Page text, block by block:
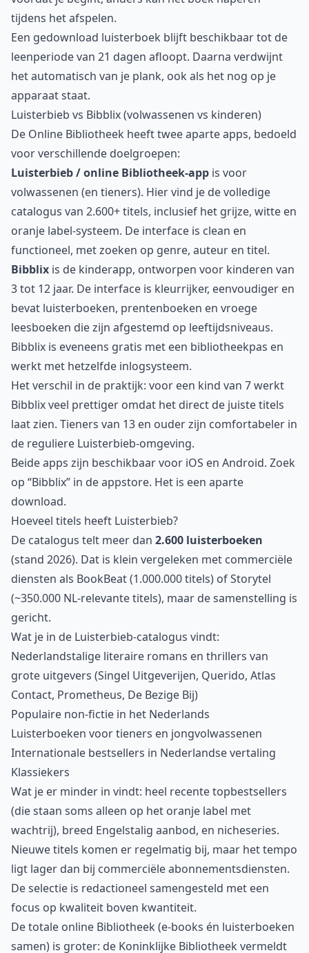
tijdens het afspelen.
Een gedownload luisterboek blijft beschikbaar tot de
leenperiode van 21 dagen afloopt. Daarna verdwijnt
het automatisch van je plank, ook als het nog op je
apparaat staat.
Luisterbieb vs Bibblix (volwassenen vs kinderen)
De Online Bibliotheek heeft twee aparte apps, bedoeld
voor verschillende doelgroepen:
Luisterbieb / online Bibliotheek-app is voor
volwassenen (en tieners). Hier vind je de volledige
catalogus van 2.600+ titels, inclusief het grijze, witte en
oranje label-systeem. De interface is clean en
functioneel, met zoeken op genre, auteur en titel.
Bibblix is de kinderapp, ontworpen voor kinderen van
3 tot 12 jaar. De interface is kleurrijker, eenvoudiger en
bevat luisterboeken, prentenboeken en vroege
leesboeken die zijn afgestemd op leeftijdsniveaus.
Bibblix is eveneens gratis met een bibliotheekpas en
werkt met hetzelfde inlogsysteem.
Het verschil in de praktijk: voor een kind van 7 werkt
Bibblix veel prettiger omdat het direct de juiste titels
laat zien. Tieners van 13 en ouder zijn comfortabeler in
de reguliere Luisterbieb-omgeving.
Beide apps zijn beschikbaar voor iOS en Android. Zoek
op “Bibblix” in de appstore. Het is een aparte
download.
Hoeveel titels heeft Luisterbieb?
De catalogus telt meer dan 2.600 luisterboeken
(stand 2026). Dat is klein vergeleken met commerciële
diensten als BookBeat (1.000.000 titels) of Storytel
(~350.000 NL-relevante titels), maar de samenstelling is
gericht.
Wat je in de Luisterbieb-catalogus vindt:
Nederlandstalige literaire romans en thrillers van
grote uitgevers (Singel Uitgeverijen, Querido, Atlas
Contact, Prometheus, De Bezige Bij)
Populaire non-fictie in het Nederlands
Luisterboeken voor tieners en jongvolwassenen
Internationale bestsellers in Nederlandse vertaling
Klassiekers
Wat je er minder in vindt: heel recente topbestsellers
(die staan soms alleen op het oranje label met
wachtrij), breed Engelstalig aanbod, en nicheseries.
Nieuwe titels komen er regelmatig bij, maar het tempo
ligt lager dan bij commerciële abonnementsdiensten.
De selectie is redactioneel samengesteld met een
focus op kwaliteit boven kwantiteit.
De totale online Bibliotheek (e-books én luisterboeken
samen) is groter: de Koninklijke Bibliotheek vermeldt